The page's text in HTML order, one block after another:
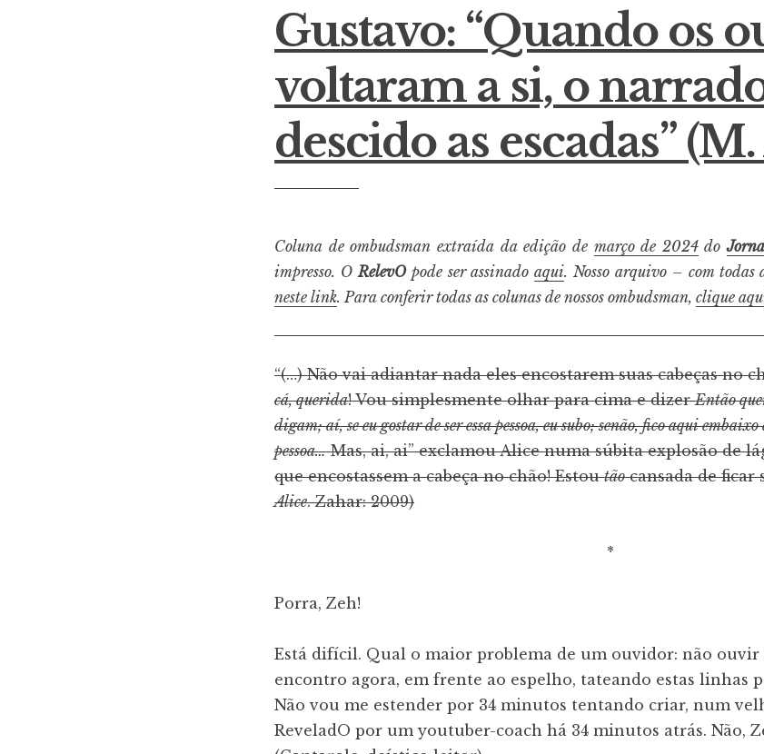
Gustavo: “Quando os
voltaram a si, o
descido as escadas” (M.
Coluna de ombudsman extraída da edição de março de 2024do
impresso. ORelevOpode ser assinadoaqui. Nosso arquivo – com todas
neste link. Para conferir todas as colunas de nossos ombudsman,clique
“(…) Não vai adiantar nada eles encostarem suas cabeças no
cá, querida! Vou simplesmente olhar para cima e dizerEntão
digam; aí, se eu gostar de ser essa pessoa, eu subo; senão, fico aqui
pessoa…Mas, ai, ai” exclamou Alice numa súbita explosão de
que encostassem a cabeça no chão! Estoutãocansada de ficar
Alice. Zahar: 2009)
*
Porra, Zeh!
Está difícil. Qual o maior problema de um ouvidor: não ouvir
encontro agora, em frente ao espelho, tateando estas linhas
Não vou me estender por 34 minutos tentando criar, num
ReveladO por um youtuber-coach há 34 minutos atrás. Não,